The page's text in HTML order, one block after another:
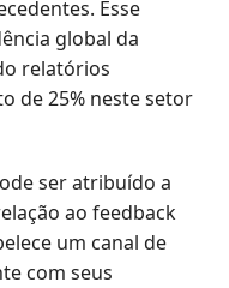
Esse
global da
relatórios
de 25% neste setor
ser atribuído a
ao feedback
um canal de
com seus